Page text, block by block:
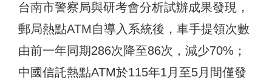
台南市警察局與研考會分析試辦成果發現，
郵局熱點ATM自導入系統後，車手提領次數
由前一年同期286次降至86次，減少70%；
中國信託熱點ATM於115年1月至5月間僅發